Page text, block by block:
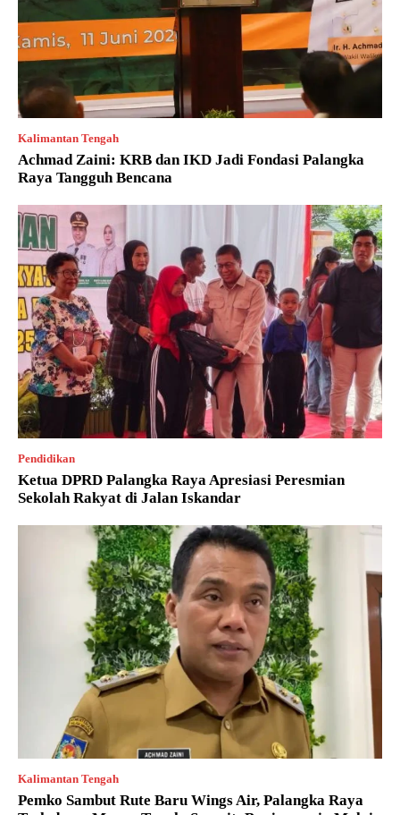
Kalimantan Tengah
Achmad Zaini: KRB dan IKD Jadi Fondasi Palangka
Raya Tangguh Bencana
Pendidikan
Ketua DPRD Palangka Raya Apresiasi Peresmian
Sekolah Rakyat di Jalan Iskandar
Kalimantan Tengah
Pemko Sambut Rute Baru Wings Air, Palangka Raya